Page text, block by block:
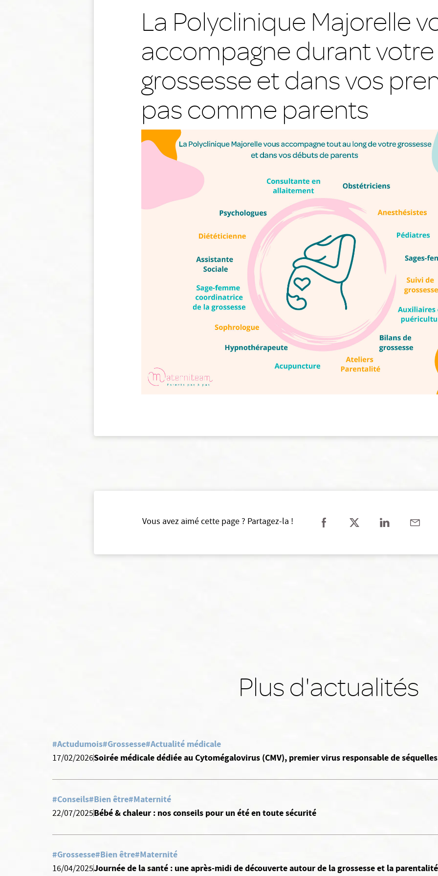
La Polyclinique Majorelle
accompagne durant votre
grossesse et dans vos
pas comme parents
Vous avez aimé cette page ? Partagez-la !
Plus d'actualités
#Actudumois#Grossesse#Actualité médicale
17/02/2026Soirée médicale dédiée au Cytomégalovirus (CMV), premier virus responsable de
#Conseils#Bien être#Maternité
22/07/2025Bébé & chaleur : nos conseils pour un été en toute sécurité
#Grossesse#Bien être#Maternité
16/04/2025Journée de la santé : une après-midi de découverte autour de la grossesse et la parentalité